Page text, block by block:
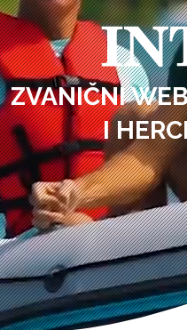
ZVANIČNI
I